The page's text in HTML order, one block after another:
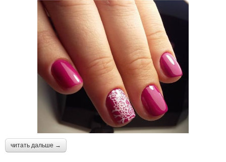
читать дальше →